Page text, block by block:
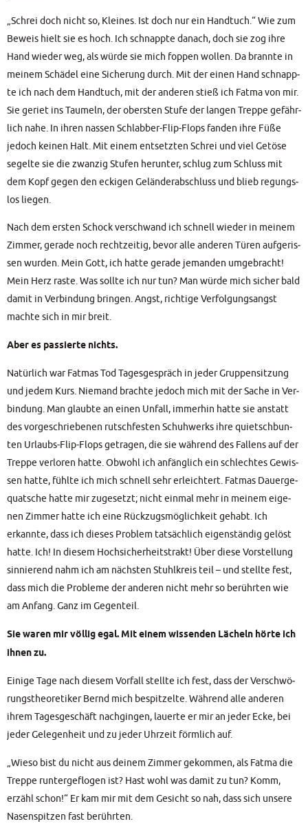
„Schrei doch nicht so, Klei­nes. Ist doch nur ein Hand­tuch.“ Wie zum
Beweis hielt sie es hoch. Ich schnapp­te danach, doch sie zog ihre
Hand wie­der weg, als wür­de sie mich fop­pen wol­len. Da brann­te in
mei­nem Schä­del eine Siche­rung durch. Mit der einen Hand schnapp­
te ich nach dem Hand­tuch, mit der ande­ren stieß ich Fat­ma von mir.
Sie geriet ins Tau­meln, der obers­ten Stu­fe der lan­gen Trep­pe gefähr­
lich nahe. In ihren nas­sen Schlab­ber-Flip-Flops fan­den ihre Füße
jedoch kei­nen Halt. Mit einem ent­setz­ten Schrei und viel Getö­se
segel­te sie die zwan­zig Stu­fen her­un­ter, schlug zum Schluss mit
dem Kopf gegen den ecki­gen Gelän­der­ab­schluss und blieb regungs­
los liegen.
Nach dem ers­ten Schock ver­schwand ich schnell wie­der in mei­nem
Zim­mer, gera­de noch recht­zei­tig, bevor alle ande­ren Türen auf­ge­ris­
sen wur­den. Mein Gott, ich hat­te gera­de jeman­den umge­bracht!
Mein Herz ras­te. Was soll­te ich nur tun? Man wür­de mich sicher bald
damit in Ver­bin­dung brin­gen. Angst, rich­ti­ge Ver­fol­gungs­angst
mach­te sich in mir breit.
Aber es pas­sier­te nichts.
Natür­lich war Fat­mas Tod Tages­ge­spräch in jeder Grup­pen­sit­zung
und jedem Kurs. Nie­mand brach­te jedoch mich mit der Sache in Ver­
bin­dung. Man glaub­te an einen Unfall, immer­hin hat­te sie anstatt
des vor­ge­schrie­be­nen rutsch­fes­ten Schuh­werks ihre quietsch­bun­
ten Urlaubs-Flip-Flops getra­gen, die sie wäh­rend des Fal­lens auf der
Trep­pe ver­lo­ren hat­te. Obwohl ich anfäng­lich ein schlech­tes Gewis­
sen hat­te, fühl­te ich mich schnell sehr erleich­tert. Fat­mas Dau­er­ge­
quat­sche hat­te mir zuge­setzt; nicht ein­mal mehr in mei­nem eige­
nen Zim­mer hat­te ich eine Rück­zugs­mög­lich­keit gehabt. Ich
erkann­te, dass ich die­ses Pro­blem tat­säch­lich eigen­stän­dig gelöst
hat­te. Ich! In die­sem Hoch­si­cher­heits­trakt! Über die­se Vor­stel­lung
sin­nie­rend nahm ich am nächs­ten Stuhl­kreis teil – und stell­te fest,
dass mich die Pro­ble­me der ande­ren nicht mehr so berühr­ten wie
am Anfang. Ganz im Gegenteil.
Sie waren mir völ­lig egal. Mit einem wis­sen­den Lächeln hör­te ich
ihnen zu.
Eini­ge Tage nach die­sem Vor­fall stell­te ich fest, dass der Ver­schwö­
rungs­theo­re­ti­ker Bernd mich bespit­zel­te. Wäh­rend alle ande­ren
ihrem Tages­ge­schäft nach­gin­gen, lau­er­te er mir an jeder Ecke, bei
jeder Gele­gen­heit und zu jeder Uhr­zeit förm­lich auf.
„Wie­so bist du nicht aus dei­nem Zim­mer gekom­men, als Fat­ma die
Trep­pe run­ter­ge­flo­gen ist? Hast wohl was damit zu tun? Komm,
erzähl schon!“ Er kam mir mit dem Gesicht so nah, dass sich unse­re
Nasen­spit­zen fast berührten.